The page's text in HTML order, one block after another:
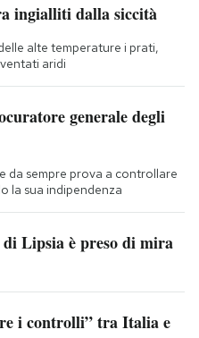
ingialliti dalla siccità
alte temperature i prati,
aridi
generale degli
da sempre prova a controllare
la sua indipendenza
Lipsia è preso di mira
i controlli” tra Italia e